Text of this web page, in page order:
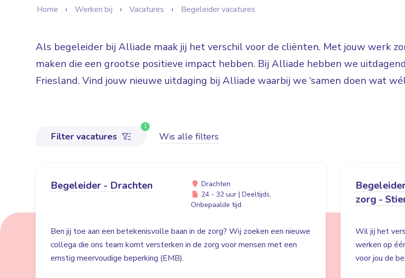
Home Werken bij Vacatures Begeleider vacatures
Als begeleider bij Alliade maak jij het verschil voor de cliënten. Met jouw werk
maken die een grootse positieve impact hebben. Bij Alliade hebben we
Friesland. Vind jouw nieuwe uitdaging bij Alliade waarbij we ‘samen doen wat wél
Filter vacatures
1
Wis alle filters
Begeleider - Drachten
Drachten
24 - 32 uur | Deeltijds,
Onbepaalde tijd
Ben jij toe aan een betekenisvolle baan in de zorg? Wij zoeken een nieuwe
collega die ons team komt versterken in de zorg voor mensen met een
ernstig meervoudige beperking (EMB).
zorg -
Wil jij het
werken op
voor jou de